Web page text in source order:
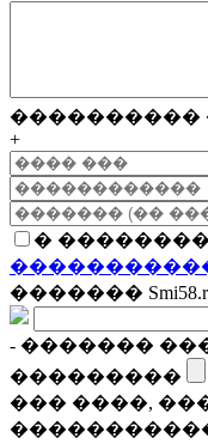
����������
+
�
�������
- �������
���������
��� ����,